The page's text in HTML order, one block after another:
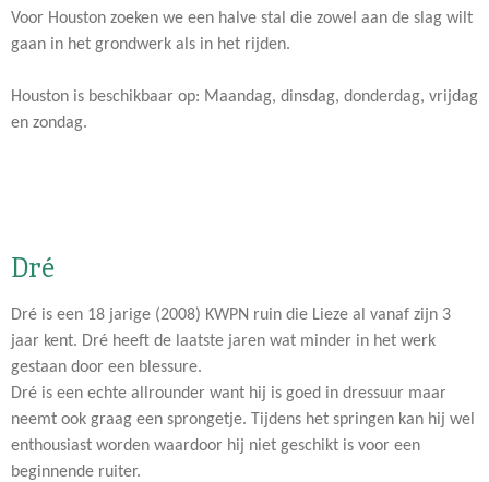
Voor Houston zoeken we een halve stal die zowel aan de slag wilt
gaan in het grondwerk als in het rijden.
Houston is beschikbaar op: Maandag, dinsdag, donderdag, vrijdag
en zondag.
Dré
Dré is een 18 jarige (2008) KWPN ruin die Lieze al vanaf zijn 3
jaar kent. Dré heeft de laatste jaren wat minder in het werk
gestaan door een blessure.
Dré is een echte allrounder want hij is goed in dressuur maar
neemt ook graag een sprongetje. Tijdens het springen kan hij wel
enthousiast worden waardoor hij niet geschikt is voor een
beginnende ruiter.